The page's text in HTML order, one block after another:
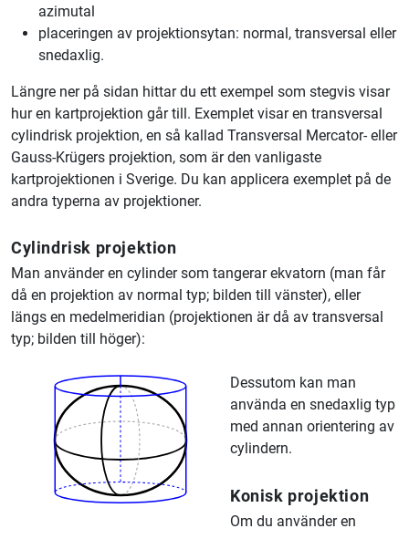
azimutal
placeringen av projektionsytan: normal, transversal eller
snedaxlig.
Längre ner på sidan hittar du ett exempel som stegvis visar
hur en kartprojektion går till. Exemplet visar en transversal
cylindrisk projektion, en så kallad Transversal Mercator- eller
Gauss-Krügers projektion, som är den vanligaste
kartprojektionen i Sverige. Du kan applicera exemplet på de
andra typerna av projektioner.
Cylindrisk projektion
Man använder en cylinder som tangerar ekvatorn (man får
då en projektion av normal typ; bilden till vänster), eller
längs en medelmeridian (projektionen är då av transversal
typ; bilden till höger):
Dessutom kan man
använda en snedaxlig typ
med annan orientering av
cylindern.
Konisk projektion
Om du använder en